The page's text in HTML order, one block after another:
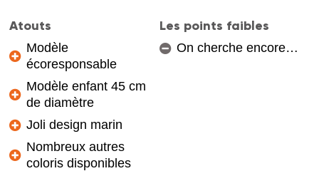
Atouts
Modèle
écoresponsable
Modèle enfant 45 cm
de diamètre
Joli design marin
Nombreux autres
coloris disponibles
Les points faibles
On cherche encore…